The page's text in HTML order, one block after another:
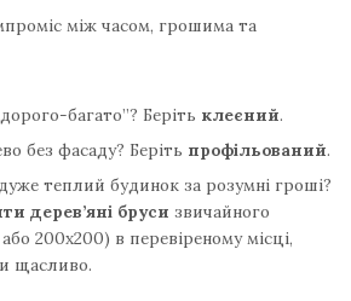
між часом, грошима та
багато”? Беріть клеєний.
без фасаду? Беріть профільований.
теплий будинок за розумні гроші?
дерев’яні бруси звичайного
200х200) в перевіреному місці,
щасливо.